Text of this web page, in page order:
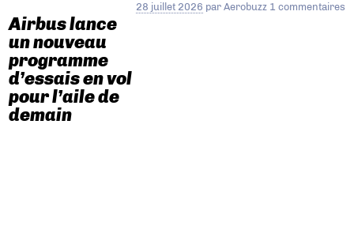
Airbus lance
un nouveau
programme
d’essais en vol
pour l’aile de
demain
28 juillet 2026 par Aerobuzz 1 commentaires